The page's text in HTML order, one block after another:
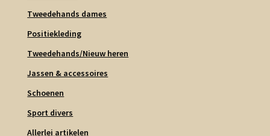
Tweedehands dames
Positiekleding
Tweedehands/Nieuw heren
Jassen & accessoires
Schoenen
Sport divers
Allerlei artikelen